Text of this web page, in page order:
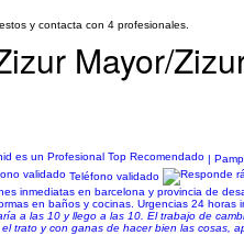
y contacta con 4 profesionales.
Mayor/
|
Teléfono validado
inmediatas en barcelona y provincia de
en baños y cocinas. Urgencias 24 horas
a las 10 y llego a las 10. El trabajo de
trato y con ganas de hacer bien las cosas,